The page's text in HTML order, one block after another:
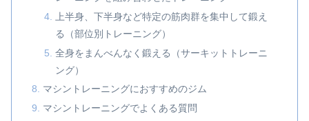
上半身、下半身など特定の筋肉群を集中して鍛え
る（部位別トレーニング）
全身をまんべんなく鍛える（サーキットトレーニ
ング）
マシントレーニングにおすすめのジム
マシントレーニングでよくある質問